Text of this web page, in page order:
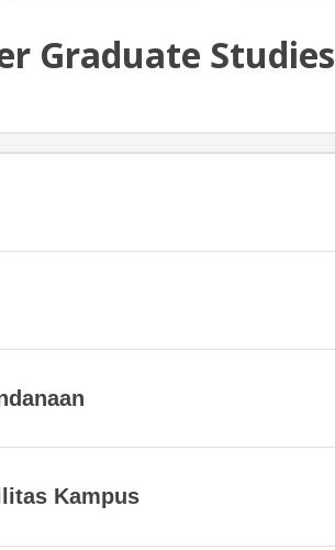
Graduate Studies
Kampus